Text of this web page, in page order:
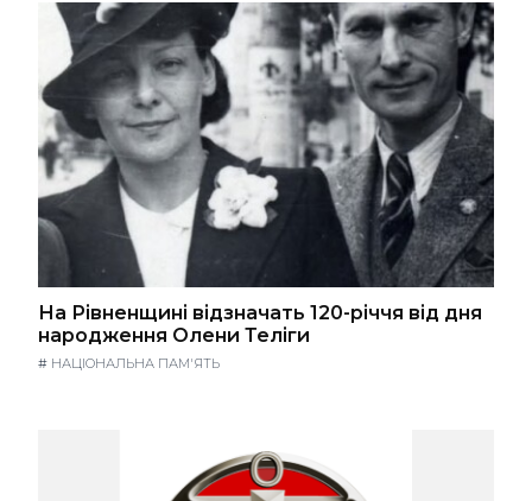
На Рівненщині відзначать 120-річчя від дня
народження Олени Теліги
# НАЦІОНАЛЬНА ПАМ'ЯТЬ